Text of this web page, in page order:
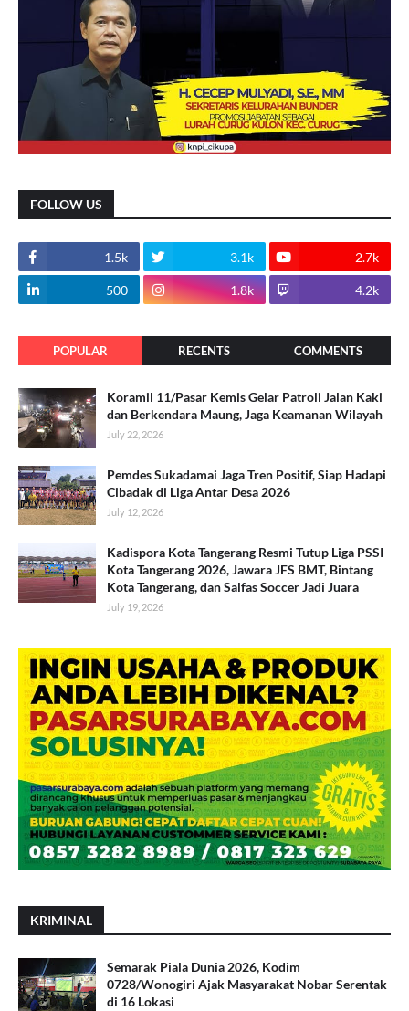
FOLLOW US
1.5k 3.1k 2.7k
500 1.8k 4.2k
POPULAR RECENTS COMMENTS
Koramil 11/Pasar Kemis Gelar Patroli Jalan Kaki
dan Berkendara Maung, Jaga Keamanan Wilayah
July 22, 2026
Pemdes Sukadamai Jaga Tren Positif, Siap Hadapi
Cibadak di Liga Antar Desa 2026
July 12, 2026
Kadispora Kota Tangerang Resmi Tutup Liga PSSI
Kota Tangerang 2026, Jawara JFS BMT, Bintang
Kota Tangerang, dan Salfas Soccer Jadi Juara
July 19, 2026
KRIMINAL
Semarak Piala Dunia 2026, Kodim
0728/Wonogiri Ajak Masyarakat Nobar Serentak
di 16 Lokasi